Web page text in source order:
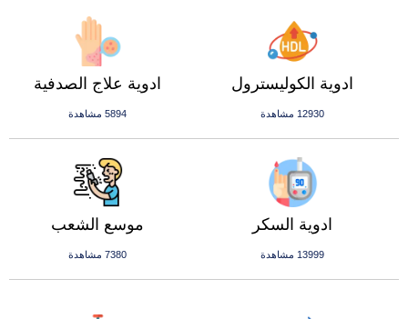
ادوية علاج الصدفية
5894 مشاهدة
ادوية الكوليسترول
12930 مشاهدة
موسع الشعب
7380 مشاهدة
ادوية السكر
13999 مشاهدة